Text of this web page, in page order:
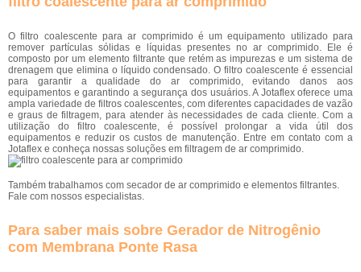
O filtro coalescente para ar comprimido é um equipamento utilizado para
remover partículas sólidas e líquidas presentes no ar comprimido. Ele é
composto por um elemento filtrante que retém as impurezas e um sistema de
drenagem que elimina o líquido condensado. O filtro coalescente é essencial
para garantir a qualidade do ar comprimido, evitando danos aos
equipamentos e garantindo a segurança dos usuários. A Jotaflex oferece uma
ampla variedade de filtros coalescentes, com diferentes capacidades de vazão
e graus de filtragem, para atender às necessidades de cada cliente. Com a
utilização do filtro coalescente, é possível prolongar a vida útil dos
equipamentos e reduzir os custos de manutenção. Entre em contato com a
Jotaflex e conheça nossas soluções em filtragem de ar comprimido.
Também trabalhamos com secador de ar comprimido e elementos filtrantes.
Fale com nossos especialistas.
Para saber mais sobre Gerador de Nitrogênio
com Membrana Ponte Rasa